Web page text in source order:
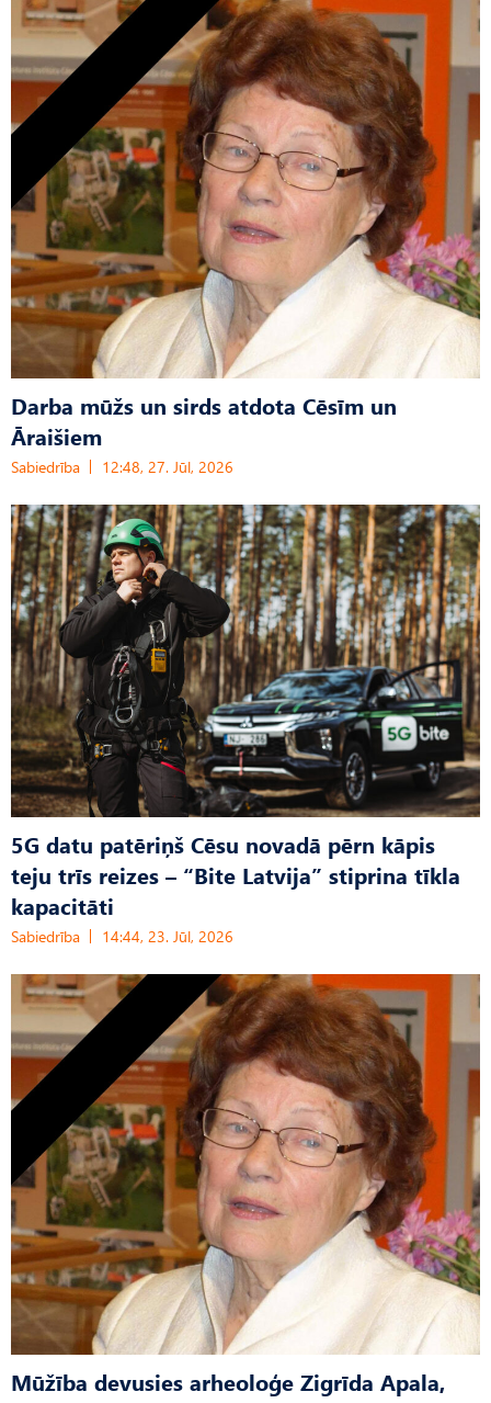
Darba mūžs un sirds atdota Cēsīm un
Āraišiem
Sabiedrība 12:48, 27. Jūl, 2026
5G datu patēriņš Cēsu novadā pērn kāpis
teju trīs reizes – “Bite Latvija” stiprina tīkla
kapacitāti
Sabiedrība 14:44, 23. Jūl, 2026
Mūžība devusies arheoloģe Zigrīda Apala,